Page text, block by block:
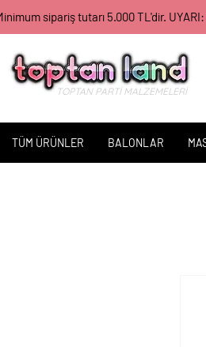
sipariş tutarı 5.000 TL'dir.
TOPTAN PARTİ MALZEMELERİ
TÜM ÜRÜNLER BALONLAR